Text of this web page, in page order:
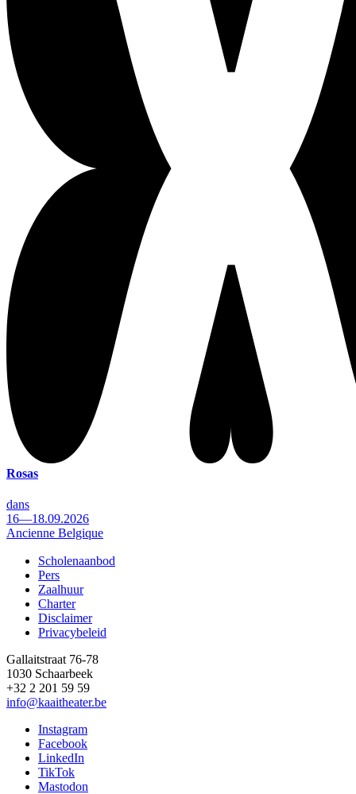
Rosas
dans
16—18.09.2026
Ancienne Belgique
Footer
Scholenaanbod
Pers
Zaalhuur
Charter
Disclaimer
Privacybeleid
Gallaitstraat 76-78
1030 Schaarbeek
+32 2 201 59 59
info@kaaitheater.be
Instagram
Facebook
LinkedIn
TikTok
Mastodon